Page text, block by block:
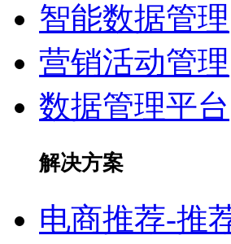
智能数据管理
营销活动管理
数据管理平台
解决方案
电商推荐-推